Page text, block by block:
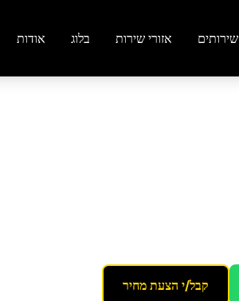
שירותים אזורי שירות בלוג אודות
קבל/י הצעת מחיר